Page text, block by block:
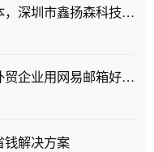
适合小微企业的网易企业邮箱版本，深圳市鑫扬森科技有限公司提供代理商服务
网易企业邮箱海外收发稳定吗？外贸企业用网易邮箱好不好？
钱解决方案